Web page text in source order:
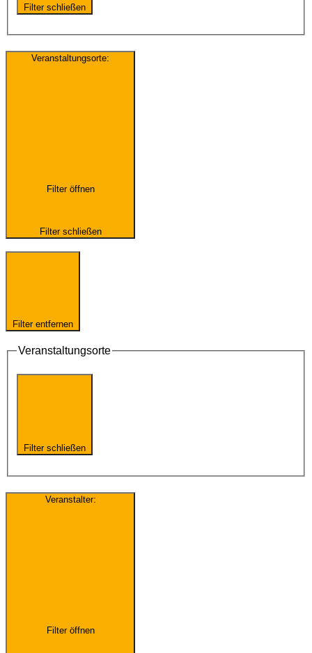
Filter schließen
Veranstaltungsorte:
Filter öffnen
Filter schließen
Filter entfernen
Veranstaltungsorte
Filter schließen
Veranstalter:
Filter öffnen